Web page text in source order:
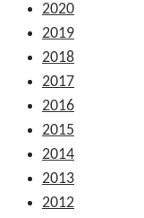
2020
2019
2018
2017
2016
2015
2014
2013
2012